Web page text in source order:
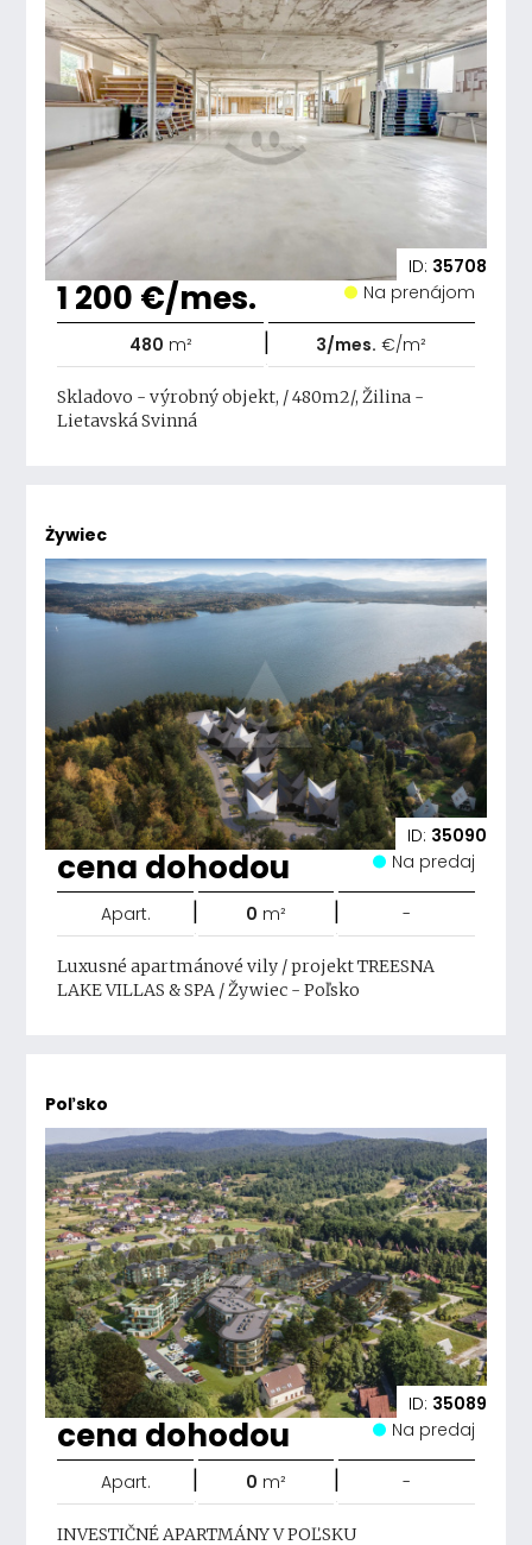
ID: 35708
1 200 €/mes. Na prenájom
480 m² | 3/mes. €/m²
Skladovo - výrobný objekt, / 480m2/, Žilina -
Lietavská Svinná
Żywiec
ID: 35090
cena dohodou Na predaj
Apart. | 0 m² | -
Luxusné apartmánové vily / projekt TREESNA
LAKE VILLAS & SPA / Žywiec - Poľsko
Poľsko
ID: 35089
cena dohodou Na predaj
Apart. | 0 m² | -
INVESTIČNÉ APARTMÁNY V POĽSKU